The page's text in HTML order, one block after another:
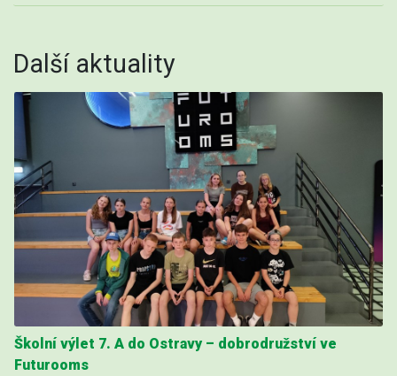
Další aktuality
Školní výlet 7. A do Ostravy – dobrodružství ve
Futurooms